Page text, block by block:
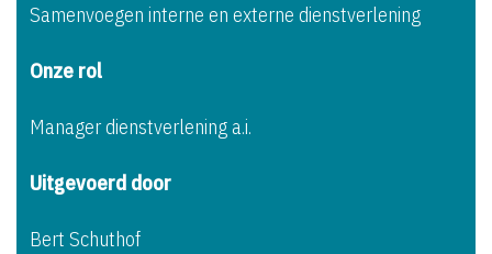
Samenvoegen interne en externe dienstverlening
Onze rol
Manager dienstverlening a.i.
Uitgevoerd door
Bert Schuthof